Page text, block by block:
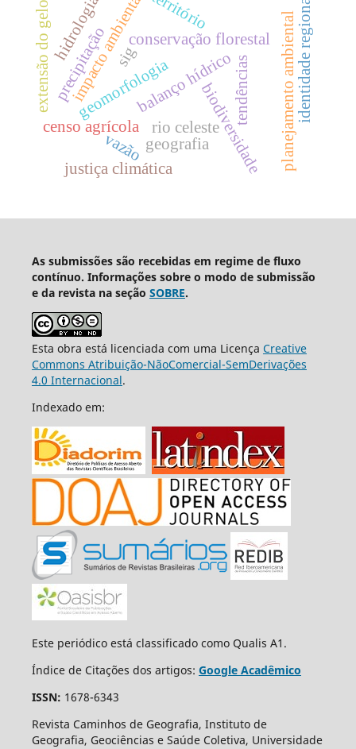
conservação florestal
impacto ambiental
censo agrícola biodiversidade
rio celeste
tendências
precipitação
vazão
balanço hídrico
geomorfologia
hidrologia planejamento ambiental
extensão do gelo território identidade regional
justiça climática
geografia
sig
As submissões são recebidas em regime de fluxo
contínuo. Informações sobre o modo de submissão
e da revista na seção SOBRE.
Esta obra está licenciada com uma Licença Creative
Commons Atribuição-NãoComercial-SemDerivações
4.0 Internacional.
Indexado em:
Este periódico está classificado como Qualis A1.
Índice de Citações dos artigos: Google Acadêmico
ISSN: 1678-6343
Revista Caminhos de Geografia, Instituto de
Geografia, Geociências e Saúde Coletiva, Universidade